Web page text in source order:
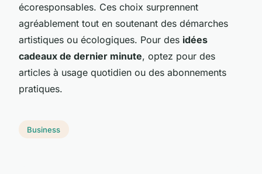
écoresponsables. Ces choix surprennent
agréablement tout en soutenant des démarches
artistiques ou écologiques. Pour des idées
cadeaux de dernier minute, optez pour des
articles à usage quotidien ou des abonnements
pratiques.
Business